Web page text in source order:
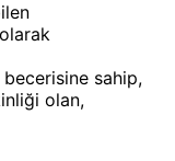
sahip,
olan,